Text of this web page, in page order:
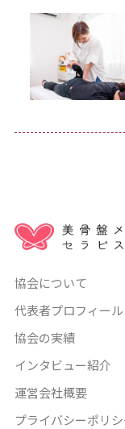
協会について
代表者プロフィール
協会の実績
インタビュー紹介
運営会社概要
プライバシーポリシ